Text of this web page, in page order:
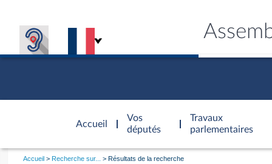
Accueil
d'accueil
Vos
députés
Travaux
parlementaires
Vous
Accueil Recherche sur... Résultats de la recherche